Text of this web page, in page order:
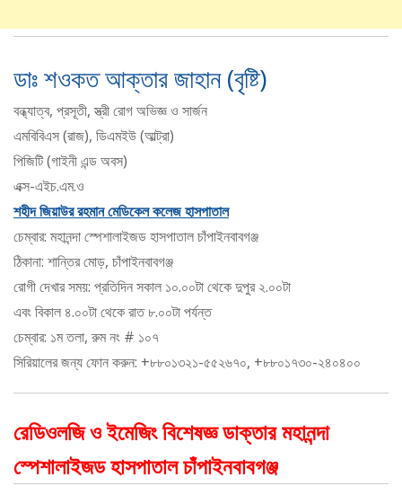
ডাঃ শওকত আক্তার জাহান (বৃষ্টি)
বন্ধ্যাত্ব, প্রসূতী, স্ত্রী রোগ অভিজ্ঞ ও সার্জন
এমবিবিএস (রাজ), ডিএমইউ (আল্ট্রা)
পিজিটি (গাইনী এন্ড অবস)
এক্স-এইচ.এম.ও
শহীদ জিয়াউর রহমান মেডিকেল কলেজ হাসপাতাল
চেম্বার: মহানন্দা স্পেশালাইজড হাসপাতাল চাঁপাইনবাবগঞ্জ
ঠিকানা: শান্তির মোড়, চাঁপাইনবাবগঞ্জ
রোগী দেখার সময়: প্রতিদিন সকাল ১০.০০টা থেকে দুপুর ২.০০টা
এবং বিকাল ৪.০০টা থেকে রাত ৮.০০টা পর্যন্ত
চেম্বার: ১ম তলা, রুম নং # ১০৭
সিরিয়ালের জন্য ফোন করুন: +৮৮০১৩২১-৫৫২৬৭০, +৮৮০১৭৩০-২৪০৪০০
রেডিওলজি ও ইমেজিং বিশেষজ্ঞ ডাক্তার মহানন্দা
স্পেশালাইজড হাসপাতাল চাঁপাইনবাবগঞ্জ